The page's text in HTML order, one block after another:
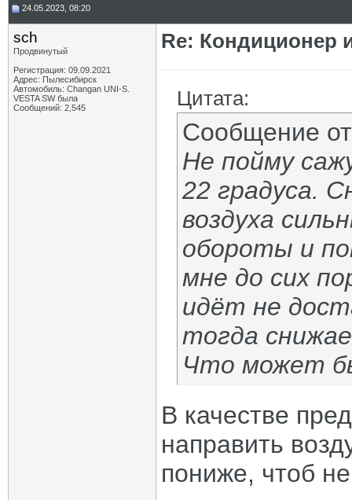
24.05.2023, 08:20
sch
Продвинутый
Регистрация: 09.09.2021
Адрес: Пылесибирск
Автомобиль: Changan UNI-S.
VESTA SW была
Сообщений: 2,545
Re: Кондиционер
Цитата:
Сообщение
Не пойму
22 градуса.
воздуха
обороты и
мне до сих
идёт не
тогда
Что может
В качестве
направить
пониже, чтоб